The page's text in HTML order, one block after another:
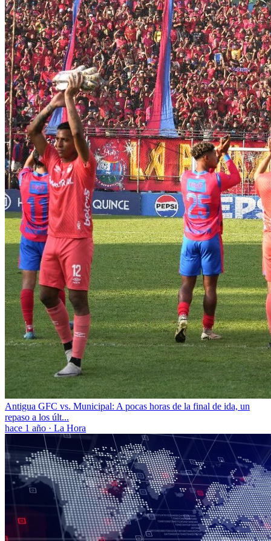
Antigua GFC vs. Municipal: A pocas horas de la final de ida, un
repaso a los últ...
hace 1 año · La Hora